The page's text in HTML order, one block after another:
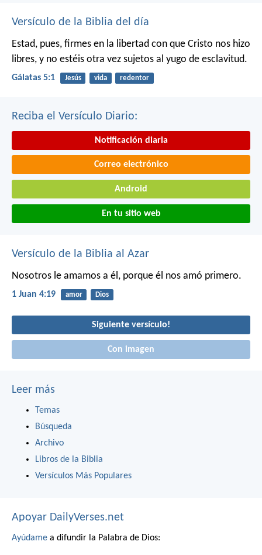
Versículo de la Biblia del día
Estad, pues, firmes en la libertad con que Cristo nos hizo
libres, y no estéis otra vez sujetos al yugo de esclavitud.
Gálatas 5:1 Jesús vida redentor
Reciba el Versículo Diario:
Notificación diaria
Correo electrónico
Android
En tu sitio web
Versículo de la Biblia al Azar
Nosotros le amamos a él, porque él nos amó primero.
1 Juan 4:19 amor Dios
Siguiente versículo!
Con imagen
Leer más
Temas
Búsqueda
Archivo
Libros de la Biblia
Versículos Más Populares
Apoyar DailyVerses.net
Ayúdame a difundir la Palabra de Dios: